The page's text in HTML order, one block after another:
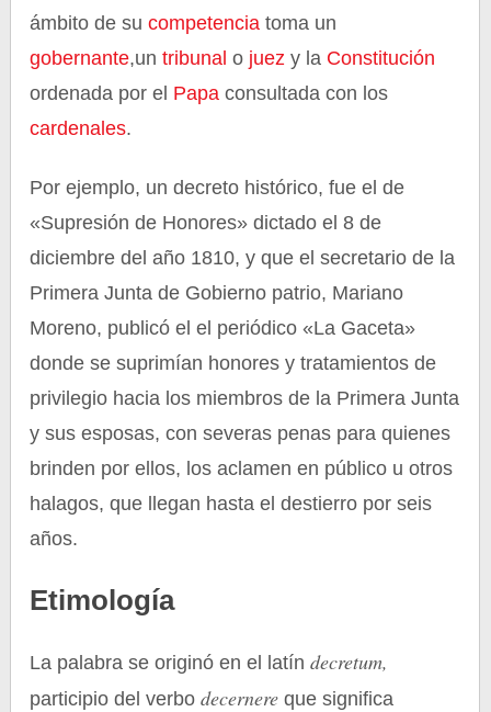
ámbito de sucompetencia toma un
gobernante,un tribunal o juez y la Constitución
ordenada por el Papa consultada con los
cardenales.
Por ejemplo, un decreto histórico, fue el de
«Supresión de Honores» dictado el 8 de
diciembre del año 1810, y que el secretario de la
Primera Junta de Gobierno patrio, Mariano
Moreno, publicó el el periódico «La Gaceta»
donde se suprimían honores y tratamientos de
privilegio hacia los miembros de la Primera Junta
y sus esposas, con severas penas para quienes
brinden por ellos, los aclamen en público u otros
halagos, que llegan hasta el destierro por seis
años.
Etimología
La palabra se originó en el latíndecretum,
participio del verbo decernere que significa